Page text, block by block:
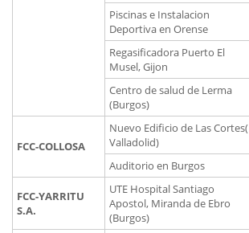
Piscinas e Instalacion
Deportiva en Orense
Regasificadora Puerto El
Musel, Gijon
Centro de salud de Lerma
(Burgos)
FCC-COLLOSA
Nuevo Edificio de Las Cortes(
Valladolid)
Auditorio en Burgos
FCC-YARRITU
S.A.
UTE Hospital Santiago
Apostol, Miranda de Ebro
(Burgos)